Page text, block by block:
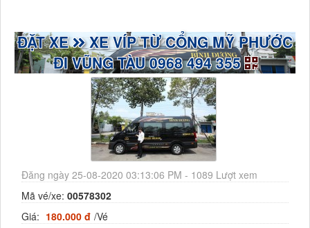
ĐẶT XE XE VÍP TỪ CỔNG MỸ PHƯỚC
ĐI VŨNG TÀU 0968 494 355
Đăng ngày 25-08-2020 03:13:06 PM - 1089 Lượt xem
Mã vé/xe: 00578302
Giá: 180.000 đ /Vé